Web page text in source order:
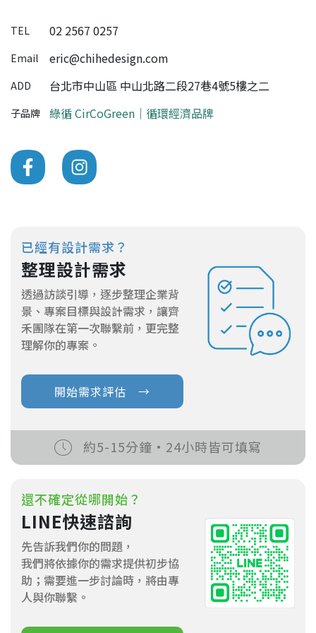
TEL 02 2567 0257
Email eric@chihedesign.com
ADD 台北市中山區 中山北路二段27巷4號5樓之二
子品牌 綠循 CirCoGreen｜循環經濟品牌
已經有設計需求？
整理設計需求
透過訪談引導，逐步整理企業背
景、專案目標與設計需求，讓齊
禾團隊在第一次聯繫前，更完整
理解你的專案。
開始需求評估 →
約5-15分鐘·24小時皆可填寫
還不確定從哪開始？
LINE快速諮詢
先告訴我們你的問題，
我們將依據你的需求提供初步協
助；需要進一步討論時，將由專
人與你聯繫。